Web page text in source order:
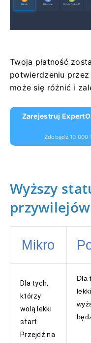
Twoja płatność
potwierdzeniu
może się różnić i
Zarejestruj
Zdobądź 10 000
Wyższy
przywilejów
Mikro
Dla tych,
którzy
wolą lekki
start.
Przejdź na
Dla